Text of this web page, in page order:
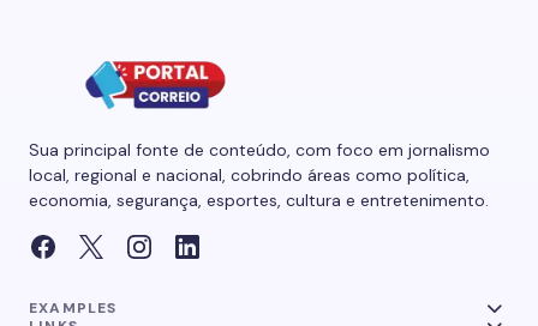
Sua principal fonte de conteúdo, com foco em jornalismo
local, regional e nacional, cobrindo áreas como política,
economia, segurança, esportes, cultura e entretenimento.
EXAMPLES